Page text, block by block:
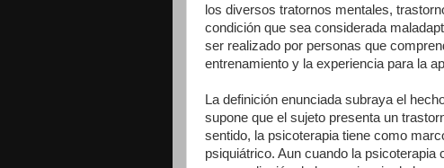
los diversos tratornos mentales,
condición que sea considerada
ser realizado por personas que
entrenamiento y la experiencia para la
La definición enunciada subraya el
supone que el sujeto presenta un
sentido, la psicoterapia tiene como
psiquiátrico. Aun cuando la